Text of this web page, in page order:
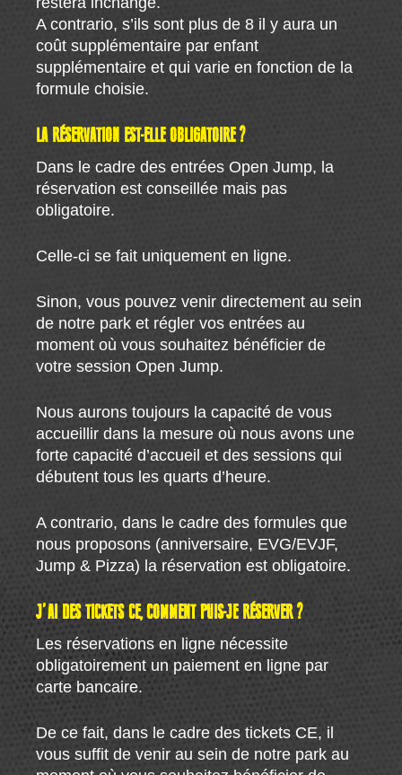
A contrario, s’ils sont plus de 8 il y aura un
coût supplémentaire par enfant
supplémentaire et qui varie en fonction de la
formule choisie.
LA RÉSERVATION EST-ELLE OBLIGATOIRE ?
Dans le cadre des entrées Open Jump, la
réservation est conseillée mais pas
obligatoire.
Celle-ci se fait uniquement en ligne.
Sinon, vous pouvez venir directement au sein
de notre park et régler vos entrées au
moment où vous souhaitez bénéficier de
votre session Open Jump.
Nous aurons toujours la capacité de vous
accueillir dans la mesure où nous avons une
forte capacité d’accueil et des sessions qui
débutent tous les quarts d’heure.
A contrario, dans le cadre des formules que
nous proposons (anniversaire, EVG/EVJF,
Jump & Pizza) la réservation est obligatoire.
J’AI DES TICKETS CE, COMMENT PUIS-JE RÉSERVER ?
Les réservations en ligne nécessite
obligatoirement un paiement en ligne par
carte bancaire.
De ce fait, dans le cadre des tickets CE, il
vous suffit de venir au sein de notre park au